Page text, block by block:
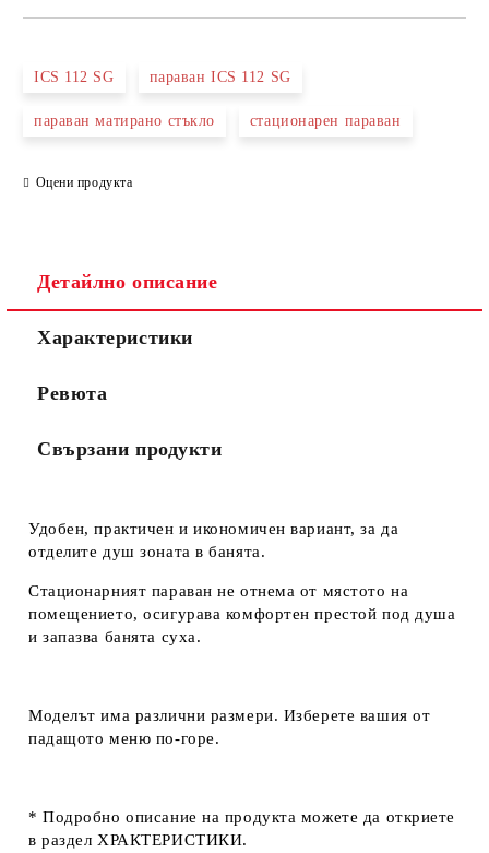
Съгласен съм с
ICS 112 SG параван ICS 112 SG
параван матирано стъкло стационарен параван
Оцени продукта
Детайлно описание
Характеристики
Ревюта
Свързани продукти
Удобен, практичен и икономичен вариант, за да
отделите душ зоната в банята.
Стационарният параван не отнема от мястото на
помещението, осигурава комфортен престой под душа
и запазва банята суха.
Моделът има различни размери. Изберете вашия от
падащото меню по-горе.
* Подробно описание на продукта можете да откриете
в раздел ХРАКТЕРИСТИКИ.